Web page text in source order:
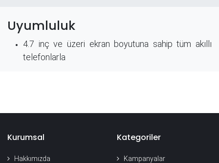
Uyumluluk
4.7 inç ve üzeri ekran boyutuna sahip tüm akıllı
telefonlarla
Kurumsal
Hakkımızda
Kategoriler
Kampanyalar